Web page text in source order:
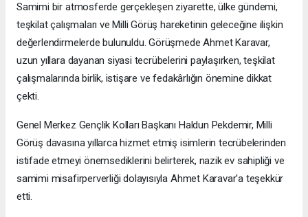
Samimi bir atmosferde gerçekleşen ziyarette, ülke gündemi,
teşkilat çalışmaları ve Milli Görüş hareketinin geleceğine ilişkin
değerlendirmelerde bulunuldu. Görüşmede Ahmet Karavar,
uzun yıllara dayanan siyasi tecrübelerini paylaşırken, teşkilat
çalışmalarında birlik, istişare ve fedakârlığın önemine dikkat
çekti.
Genel Merkez Gençlik Kolları Başkanı Haldun Pekdemir, Milli
Görüş davasına yıllarca hizmet etmiş isimlerin tecrübelerinden
istifade etmeyi önemsediklerini belirterek, nazik ev sahipliği ve
samimi misafirperverliği dolayısıyla Ahmet Karavar'a teşekkür
etti.